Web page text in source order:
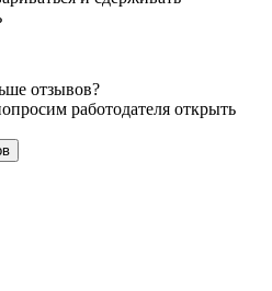
отзывов?
работодателя открыть